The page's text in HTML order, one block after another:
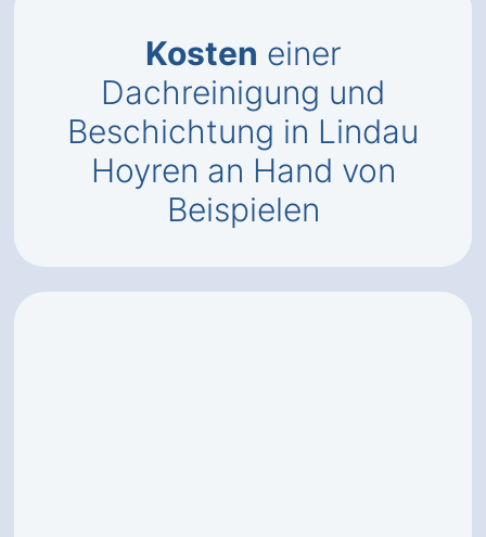
Kosten einer
Dachreinigung und
Beschichtung in Lindau
Hoyren an Hand von
Beispielen